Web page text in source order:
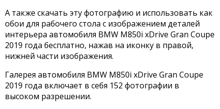
А также скачать эту фотографию и использовать как
обои для рабочего стола с изображением деталей
интерьера автомобиля BMW M850i xDrive Gran Coupe
2019 года бесплатно, нажав на иконку в правой,
нижней части изображения.
Галерея автомобиля BMW M850i xDrive Gran Coupe
2019 года включает в себя 152 фотографии в
высоком разрешении.